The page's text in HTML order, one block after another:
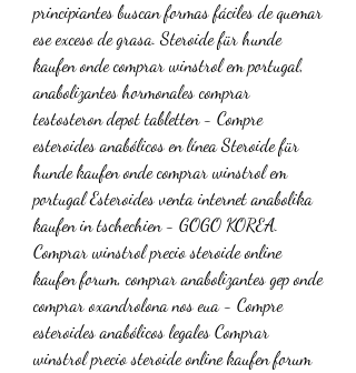
principiantes buscan formas fáciles de quemar
ese exceso de grasa. Steroide für hunde
kaufen onde comprar winstrol em portugal,
anabolizantes hormonales comprar
testosteron depot tabletten - Compre
esteroides anabólicos en línea Steroide für
hunde kaufen onde comprar winstrol em
portugal Esteroides venta internet anabolika
kaufen in tschechien - GOGO KOREA.
Comprar winstrol precio steroide online
kaufen forum, comprar anabolizantes gep onde
comprar oxandrolona nos eua - Compre
esteroides anabólicos legales Comprar
winstrol precio steroide online kaufen forum